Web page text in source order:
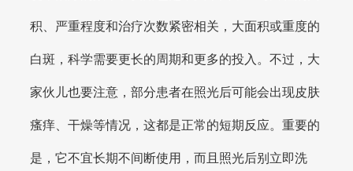
积、严重程度和治疗次数紧密相关，大面积或重度的
白斑，科学需要更长的周期和更多的投入。不过，大
家伙儿也要注意，部分患者在照光后可能会出现皮肤
瘙痒、干燥等情况，这都是正常的短期反应。重要的
是，它不宜长期不间断使用，而且照光后别立即洗